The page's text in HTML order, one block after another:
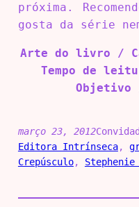
próxima.
gosta da série
Arte do livro /
Tempo de
Objetivo
março 23, 2012
Editora Intrínseca,
Crepúsculo, Stephenie